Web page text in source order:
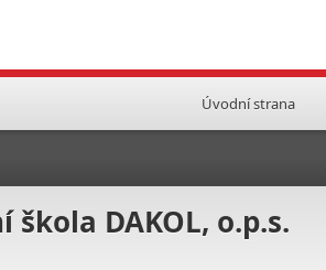
Úvodní strana
škola DAKOL, o.p.s.